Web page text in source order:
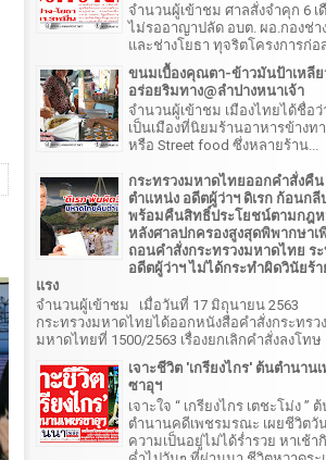
จำนวนผู้เข้าชม ศาลสั่งจำคุก 6 เ
ไม่รออาญาปลัด อบต. ผอ.กองช่า
และช่างโยธา ทุจริตโครงการก่อส
ขนมเบื้องคุณตา-ข้าวมันป้าเหลีย
อร่อยริมทาง@ลำปางหนาเจ้า
จำนวนผู้เข้าชม เมืองไทยได้ชื่อว่
เป็นเมืองที่นิยมร้านอาหารข้างท
หรือ Street food ซึ่งหลายร้าน...
กระทรวงมหาดไทยออกคำสั่งคืน
ตำแหน่ง อดีตผู้ว่าฯ ดิเรก ก้อนกลี
พร้อมคืนสิทธิ์ประโยชน์ตามกฎ
หลังศาลปกครองสูงสุดพิพากษาเ
ถอนคำสั่งกระทรวงมหาดไทย ร
อดีตผู้ว่าฯ ไม่ได้กระทำผิดวินัยร้า
แรง
จำนวนผู้เข้าชม เมื่อวันที่ 17 มิถุนายน 2563
กระทรวงมหาดไทยได้ออกหนังสือคำสั่งกระทรวง
มหาดไทยที่ 1500/2563 เรื่องยกเลิกคำสั่งลงโทษ
เจาะชีวิต 'เกรียงไกร' ต้นตำนาน
ซาอุฯ
เจาะใจ “ เกรียงไกร เตชะโม่ง ”
ตำนานคดีเพชรมรณะ เผยชีวิตวั
ความเป็นอยู่ไม่ได้ร่ำรวย หาเช้า